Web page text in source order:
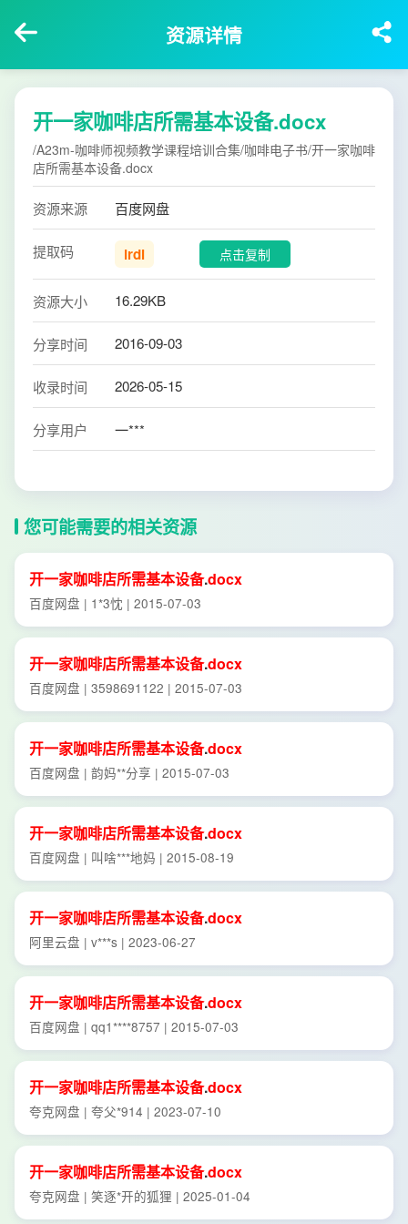
资源详情
开一家咖啡店所需基本设备.docx
/A23m-咖啡师视频教学课程培训合集/咖啡电子书/开一家咖啡
店所需基本设备.docx
资源来源 百度网盘
提取码 irdi 点击复制
资源大小 16.29KB
分享时间 2016-09-03
收录时间 2026-05-15
分享用户 一***
您可能需要的相关资源
开一家咖啡店所需基本设备.docx
百度网盘 | 1*3忱 | 2015-07-03
开一家咖啡店所需基本设备.docx
百度网盘 | 3598691122 | 2015-07-03
开一家咖啡店所需基本设备.docx
百度网盘 | 韵妈**分享 | 2015-07-03
开一家咖啡店所需基本设备.docx
百度网盘 | 叫啥***地妈 | 2015-08-19
开一家咖啡店所需基本设备.docx
阿里云盘 | v***s | 2023-06-27
开一家咖啡店所需基本设备.docx
百度网盘 | qq1****8757 | 2015-07-03
开一家咖啡店所需基本设备.docx
夸克网盘 | 夸父*914 | 2023-07-10
开一家咖啡店所需基本设备.docx
夸克网盘 | 笑逐*开的狐狸 | 2025-01-04